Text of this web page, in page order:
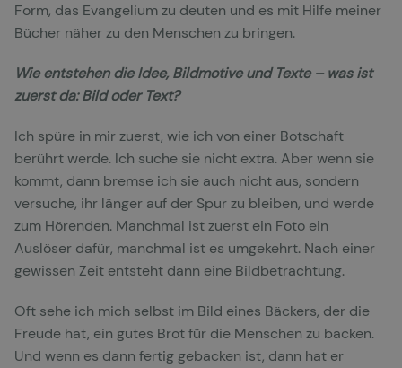
Form, das Evangelium zu deuten und es mit Hilfe meiner
Bücher näher zu den Menschen zu bringen.
Wie entstehen die Idee, Bildmotive und Texte – was ist
zuerst da: Bild oder Text?
Ich spüre in mir zuerst, wie ich von einer Botschaft
berührt werde. Ich suche sie nicht extra. Aber wenn sie
kommt, dann bremse ich sie auch nicht aus, sondern
versuche, ihr länger auf der Spur zu bleiben, und werde
zum Hörenden. Manchmal ist zuerst ein Foto ein
Auslöser dafür, manchmal ist es umgekehrt. Nach einer
gewissen Zeit entsteht dann eine Bildbetrachtung.
Oft sehe ich mich selbst im Bild eines Bäckers, der die
Freude hat, ein gutes Brot für die Menschen zu backen.
Und wenn es dann fertig gebacken ist, dann hat er